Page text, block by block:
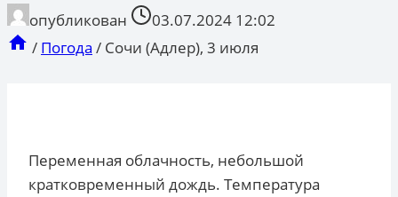
опубликован
03.07.2024 12:02
/ Погода / Сочи (Адлер), 3 июля
Переменная облачность, небольшой
кратковременный дождь. Температура